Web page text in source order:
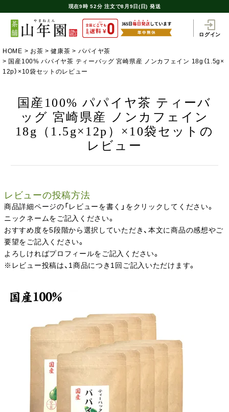
現在9時 52分 注文で8月9日(日) 発送
ログイン
HOME お茶 健康茶
パパイヤ茶
国産100% パパイヤ茶 ティーバッグ 宮崎県産 ノンカフェイン 18g（1.5g×
12p）×10袋セットのレビュー
国産100% パパイヤ茶 ティーバ
ッグ 宮崎県産 ノンカフェイン
18g（1.5g×12p）×10袋セットの
レビュー
レビューの投稿方法
商品詳細ページの「レビューを書く」をクリックしてください。
ニックネームをご記入ください。
おすすめ度を5段階から選択していただき、本文に商品の感想やご
要望をご記入ください。
よろしければプロフィールをご記入ください。
※レビュー投稿は、1商品につき1回ご記入いただけます。